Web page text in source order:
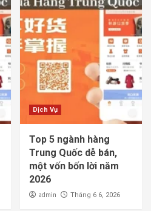
Dịch Vụ
Top 5 ngành hàng
Trung Quốc dễ bán,
một vốn bốn lời năm
2026
admin Tháng 6 6, 2026